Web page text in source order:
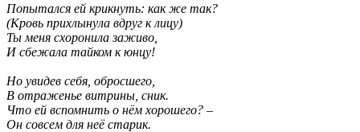
Попытался ей крикнуть: как же так?
(Кровь прихлынула вдруг к лицу)
Ты меня схоронила заживо,
И сбежала тайком к юнцу!
Но увидев себя, обросшего,
В отраженье витрины, сник.
Что ей вспомнить о нём хорошего? –
Он совсем для неё старик.